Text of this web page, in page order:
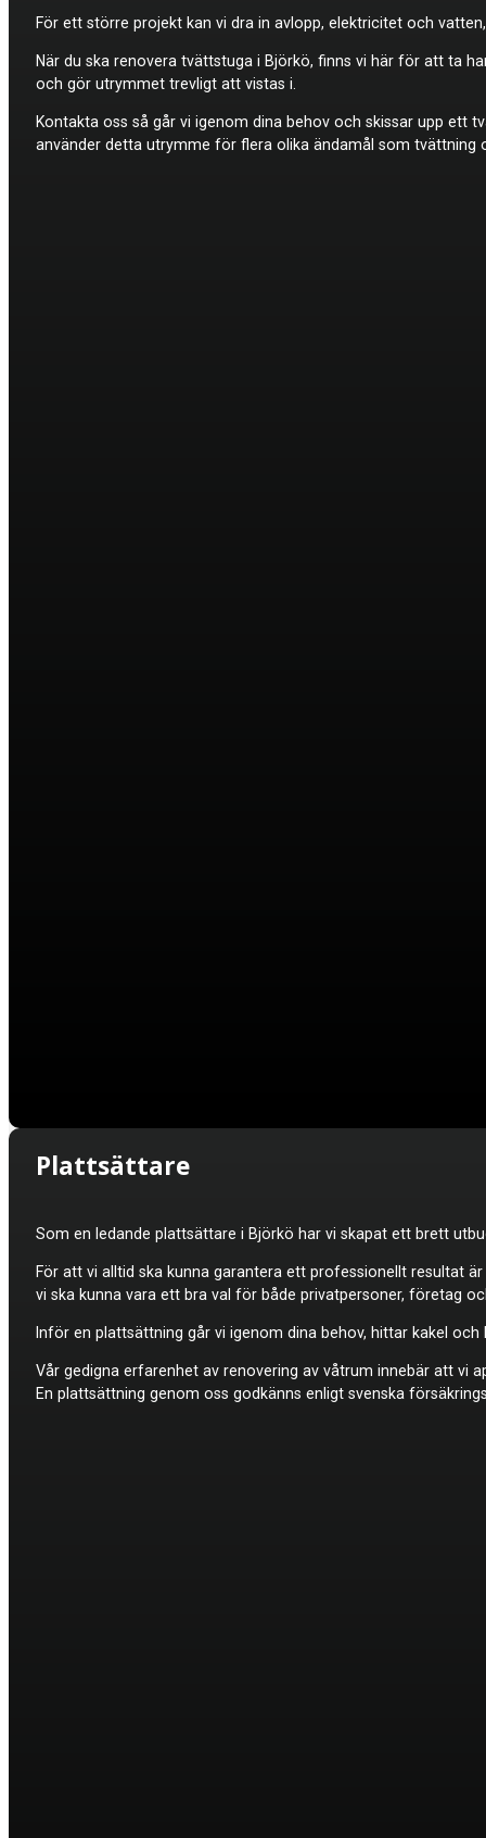
För ett större projekt kan vi dra in avlopp, elektricitet och
När du ska renovera tvättstuga i Björkö, finns vi här för att ta
och gör utrymmet trevligt att vistas i.
Kontakta oss så går vi igenom dina behov och skissar upp ett
använder detta utrymme för flera olika ändamål som tvättning
Plattsättare
Som en ledande plattsättare i Björkö har vi skapat ett brett
För att vi alltid ska kunna garantera ett professionellt resultat
vi ska kunna vara ett bra val för både privatpersoner, företag
Inför en plattsättning går vi igenom dina behov, hittar kakel
Vår gedigna erfarenhet av renovering av våtrum innebär att
En plattsättning genom oss godkänns enligt svenska